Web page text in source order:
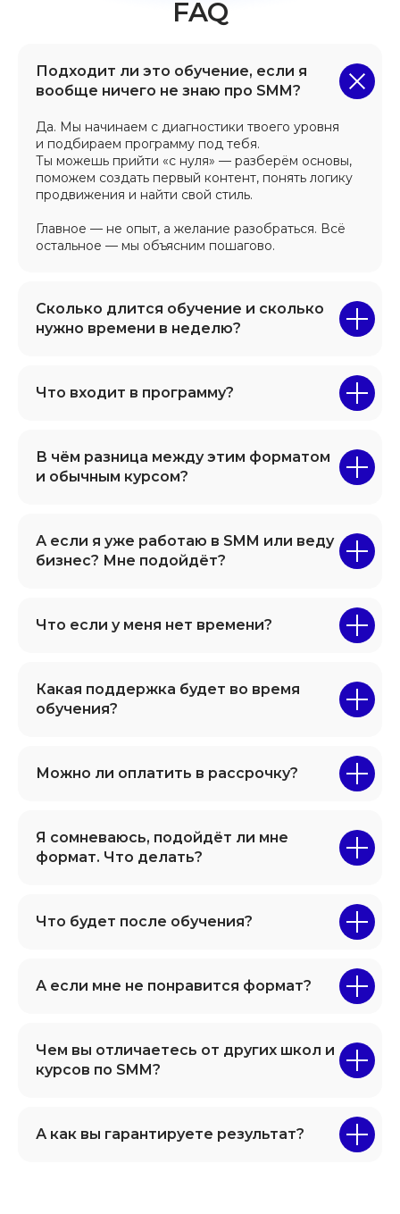
Подходит ли это обучение, если я
вообще ничего не знаю про SMM?
Да. Мы начинаем с диагностики твоего уровня
и подбираем программу под тебя.
Ты можешь прийти «с нуля» — разберём основы,
поможем создать первый контент, понять логику
продвижения и найти свой стиль.
Главное — не опыт, а желание разобраться. Всё
остальное — мы объясним пошагово.
Сколько длится обучение и сколько
нужно времени в неделю?
Что входит в программу?
В чём разница между этим форматом
и обычным курсом?
А если я уже работаю в SMM или веду
бизнес? Мне подойдёт?
Что если у меня нет времени?
Какая поддержка будет во время
обучения?
Можно ли оплатить в рассрочку?
Я сомневаюсь, подойдёт ли мне
формат. Что делать?
Что будет после обучения?
А если мне не понравится формат?
Чем вы отличаетесь от других школ и
курсов по SMM?
А как вы гарантируете результат?